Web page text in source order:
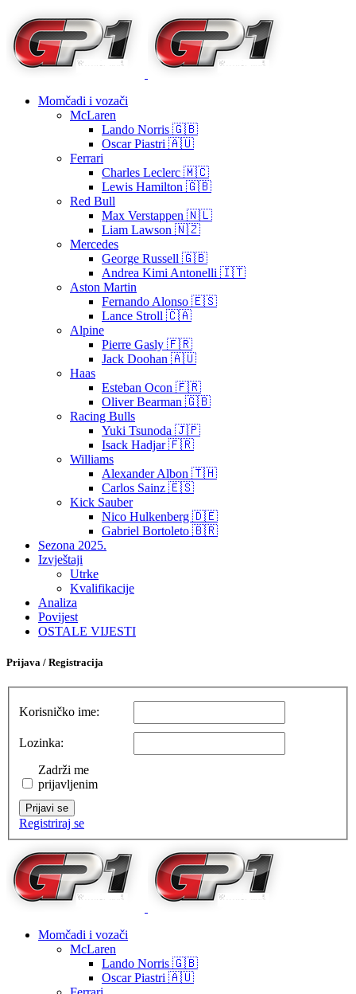
Momčadi i vozači
McLaren
Lando Norris 🇬🇧
Oscar Piastri 🇦🇺
Ferrari
Charles Leclerc 🇲🇨
Lewis Hamilton 🇬🇧
Red Bull
Max Verstappen 🇳🇱
Liam Lawson 🇳🇿
Mercedes
George Russell 🇬🇧
Andrea Kimi Antonelli 🇮🇹
Aston Martin
Fernando Alonso 🇪🇸
Lance Stroll 🇨🇦
Alpine
Pierre Gasly 🇫🇷
Jack Doohan 🇦🇺
Haas
Esteban Ocon 🇫🇷
Oliver Bearman 🇬🇧
Racing Bulls
Yuki Tsunoda 🇯🇵
Isack Hadjar 🇫🇷
Williams
Alexander Albon 🇹🇭
Carlos Sainz 🇪🇸
Kick Sauber
Nico Hulkenberg 🇩🇪
Gabriel Bortoleto 🇧🇷
Sezona 2025.
Izvještaji
Utrke
Kvalifikacije
Analiza
Povijest
OSTALE VIJESTI
Prijava / Registracija
Korisničko ime:
Lozinka:
Zadrži me
prijavljenim
Prijavi se
Registriraj se
Momčadi i vozači
McLaren
Lando Norris 🇬🇧
Oscar Piastri 🇦🇺